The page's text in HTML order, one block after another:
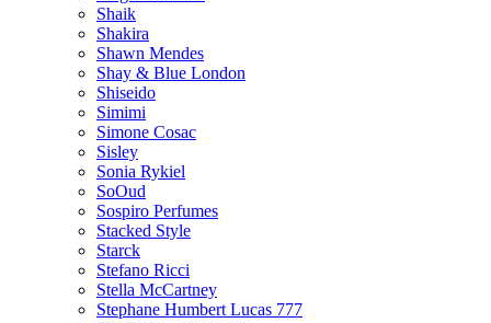
Shaik
Shakira
Shawn Mendes
Shay & Blue London
Shiseido
Simimi
Simone Cosac
Sisley
Sonia Rykiel
SoOud
Sospiro Perfumes
Stacked Style
Starck
Stefano Ricci
Stella McCartney
Stephane Humbert Lucas 777